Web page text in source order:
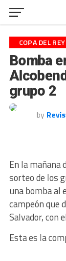
COPA DEL REY
Bomba
grupo 2
by
En la mañana
sorteo de los
una bomba al
campeón que
Salvador, con
Esta es la